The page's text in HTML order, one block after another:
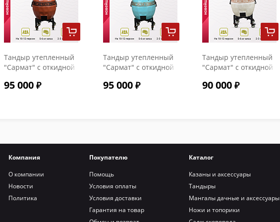
Тандыр утепленный
"Сармат" с откидной
термометром цвет
95 000
Тандыр утепленный
"Сармат" с откидной
термометром цвет
95 000
Тандыр утепленный
"Сармат" с откидной
термометром
90 000
Компания
О компании
Новости
Политика
Покупателю
Помощь
Условия оплаты
Условия доставки
Гарантия на товар
Каталог
Казаны и аксессуары
Тандыры
Мангалы дачные и аксессуары
Ножи и топорики